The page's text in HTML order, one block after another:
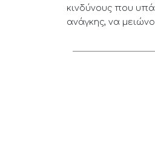
κινδύνους που
ανάγκης, να